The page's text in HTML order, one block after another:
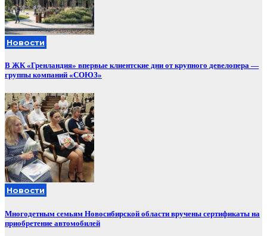
Новости
В ЖК «Гренландия» впервые клиентские дни от крупного девелопера —
группы компаний «СОЮЗ»
Новости
Многодетным семьям Новосибирской области вручены сертификаты на
приобретение автомобилей